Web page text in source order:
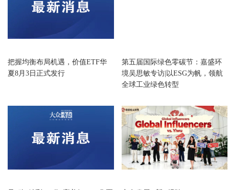
把握均衡布局机遇，价值ETF华
夏8月3日正式发行
第五届国际绿色零碳节：嘉盛环
境吴思敏专访|以ESG为帆，领航
全球工业绿色转型